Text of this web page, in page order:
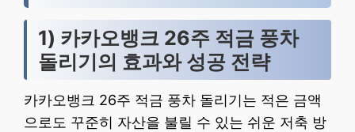
1) 카카오뱅크 26주 적금 풍차
돌리기의 효과와 성공 전략
카카오뱅크 26주 적금 풍차 돌리기는 적은 금액
으로도 꾸준히 자산을 불릴 수 있는 쉬운 저축 방